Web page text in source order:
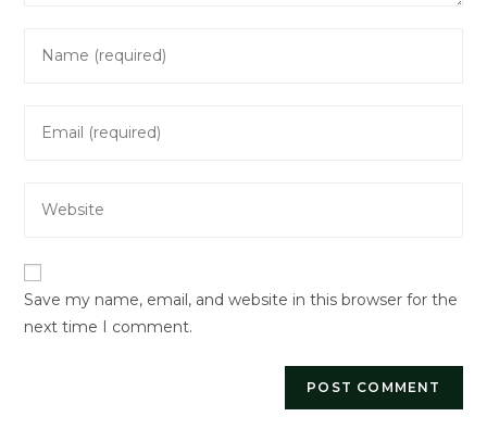
your
comment
your
address
your
URL
(optional)
Save my name, email, and website in this browser for the
next time I comment.